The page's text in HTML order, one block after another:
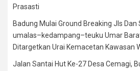
Prasasti
Badung Mulai Ground Breaking Jls
umalas–kedampang–teuku Umar
Ditargetkan Urai Kemacetan Kawasan
Jalan Santai Hut Ke-27 Desa Cemagi,